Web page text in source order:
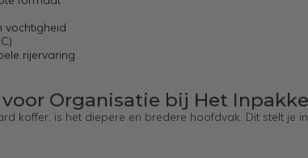
vochtigheid
rijervaring
Organisatie bij Het
koffer, is het diepere en bredere hoofdvak. Dit stelt je